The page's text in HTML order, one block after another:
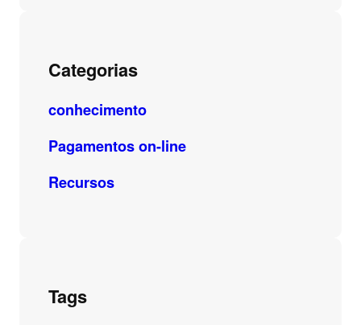
Categorias
conhecimento
Pagamentos on-line
Recursos
Tags